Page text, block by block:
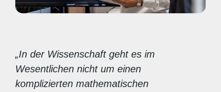
„In der Wissenschaft geht es im
Wesentlichen nicht um einen
komplizierten mathematischen